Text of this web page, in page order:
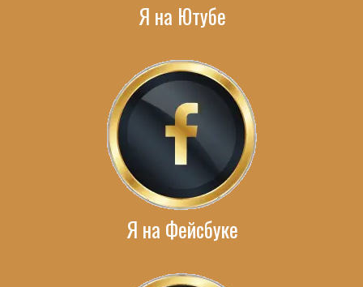
Я на Ютубе
Я на Фейсбуке